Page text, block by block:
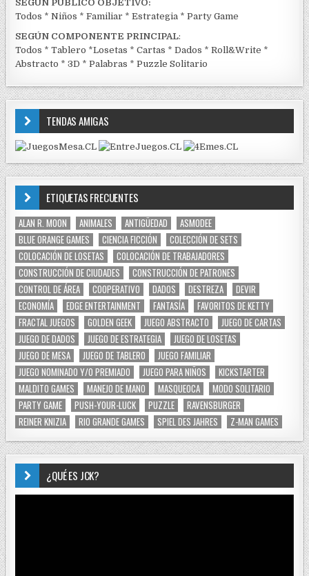
SEGÚN PÚBLICO OBJETIVO:
Todos *Niños *Familiar *Estrategia *Party Game
SEGÚN COMPONENTE PRINCIPAL:
Todos *Tablero *Losetas *Cartas *Dados *Roll&Write *
Abstracto *3D *Palabras *Puzzle Solitario
TENDAS AMIGAS
ETIQUETAS FRECUENTES
ALAN R. MOON ANIMALES ANTIGÜEDAD
ASMODEE
BLUE ORANGE GAMES
CIENCIA FICCIÓN
COLECCIÓN DE SETS
COLOCACIÓN DE LOSETAS
COLOCACIÓN DE TRABAJADORES
CONSTRUCCIÓN DE CIUDADES
CONSTRUCCIÓN DE PATRONES
CONTROL DE ÁREA
COOPERATIVO DADOS DESTREZA
DEVIR
ECONOMÍA
EDGE ENTERTAINMENT FANTASÍA
FAVORITOS DE KETTY
FRACTAL JUEGOS
GOLDEN GEEK JUEGO ABSTRACTO
JUEGO DE CARTAS
JUEGO DE DADOS
JUEGO DE ESTRATEGIA
JUEGO DE LOSETAS
JUEGO DE MESA
JUEGO DE TABLERO
JUEGO FAMILIAR
JUEGO NOMINADO Y/O PREMIADO
JUEGO PARA NIÑOS
KICKSTARTER
MALDITO GAMES
MANEJO DE MANO MASQUEOCA
MODO SOLITARIO
PARTY GAME
PUSH-YOUR-LUCK PUZZLE
RAVENSBURGER
REINER KNIZIA
RIO GRANDE GAMES SPIEL DES JAHRES Z-MAN GAMES
¿QUÉ ES JCK?